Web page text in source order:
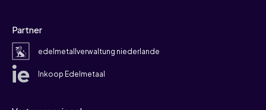
Partner
edelmetallverwaltung niederlande
Inkoop Edelmetaal